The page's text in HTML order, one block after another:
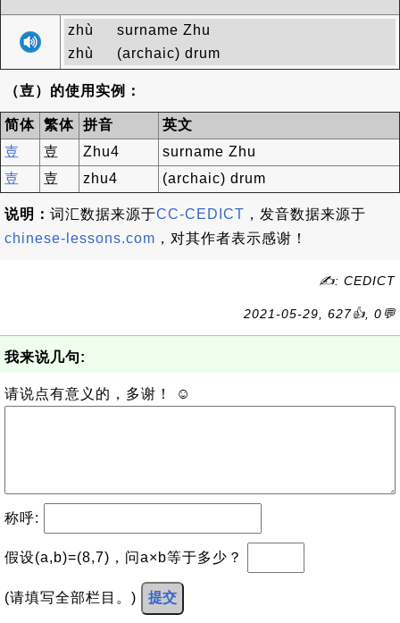
zhù
surname Zhu
zhù
(archaic) drum
（壴）的使用实例：
简体 繁体 拼音
英文
壴
壴 Zhu4
surname Zhu
壴
壴 zhu4 (archaic) drum
说明： 词汇数据来源于CC-CEDICT ，发音数据来源于
chinese-lessons.com ，对其作者表示感谢！
✍: CEDICT
2021-05-29, 627👍, 0💬
我来说几句:
请说点有意义的，多谢！ ☺
称呼:
假设(a,b)=(8,7)，问a×b等于多少？
(请填写全部栏目。) 提交